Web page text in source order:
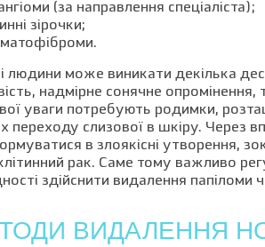
(за направлення спеціаліста);
зірочки;
людини може виникати декілька
надмірне сонячне опромінення,
уваги потребують родимки,
переходу слизової в шкіру. Через
в злоякісні утворення,
рак. Саме тому важливо
здійснити видалення папіломи
ВИДАЛЕННЯ